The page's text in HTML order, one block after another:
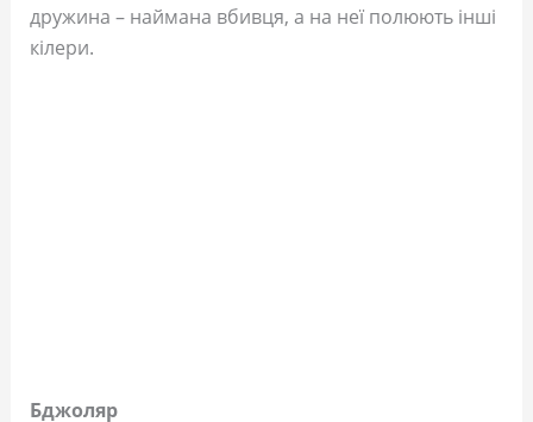
дружина – наймана вбивця, а на неї полюють інші
кілери.
Бджоляр